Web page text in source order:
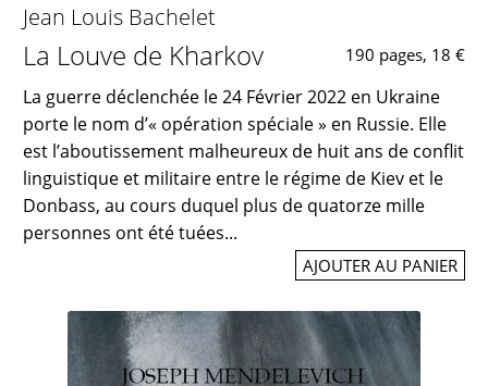
Jean Louis Bachelet
La Louve de Kharkov 190 pages, 18 €
La guerre déclenchée le 24 Février 2022 en Ukraine
porte le nom d’« opération spéciale » en Russie. Elle
est l’aboutissement malheureux de huit ans de conflit
linguistique et militaire entre le régime de Kiev et le
Donbass, au cours duquel plus de quatorze mille
personnes ont été tuées...
AJOUTER AU PANIER